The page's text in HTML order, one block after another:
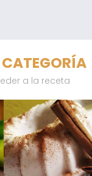
CATEGORÍA
a la receta